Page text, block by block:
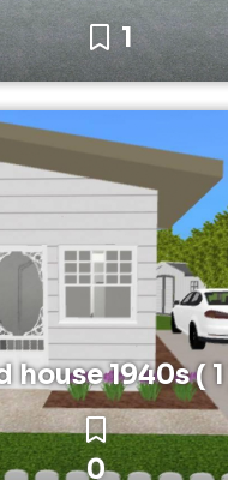
1
house 1940s ( 1
0